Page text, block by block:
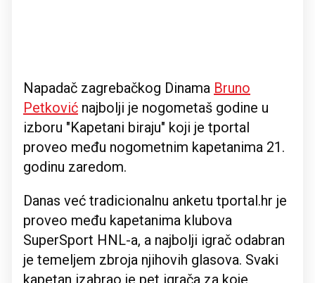
Napadač zagrebačkog Dinama Bruno
Petković najbolji je nogometaš godine u
izboru "Kapetani biraju" koji je tportal
proveo među nogometnim kapetanima 21.
godinu zaredom.
Danas već tradicionalnu anketu tportal.hr je
proveo među kapetanima klubova
SuperSport HNL-a, a najbolji igrač odabran
je temeljem zbroja njihovih glasova. Svaki